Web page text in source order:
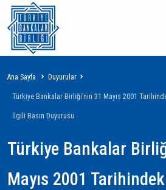
Sayfa
yolu
Ana Sayfa Duyurular
Türkiye Bankalar Birliği’nin 31 Mayıs 2001
İlgili Basın Duyurusu
Türkiye Bankalar
Mayıs 2001